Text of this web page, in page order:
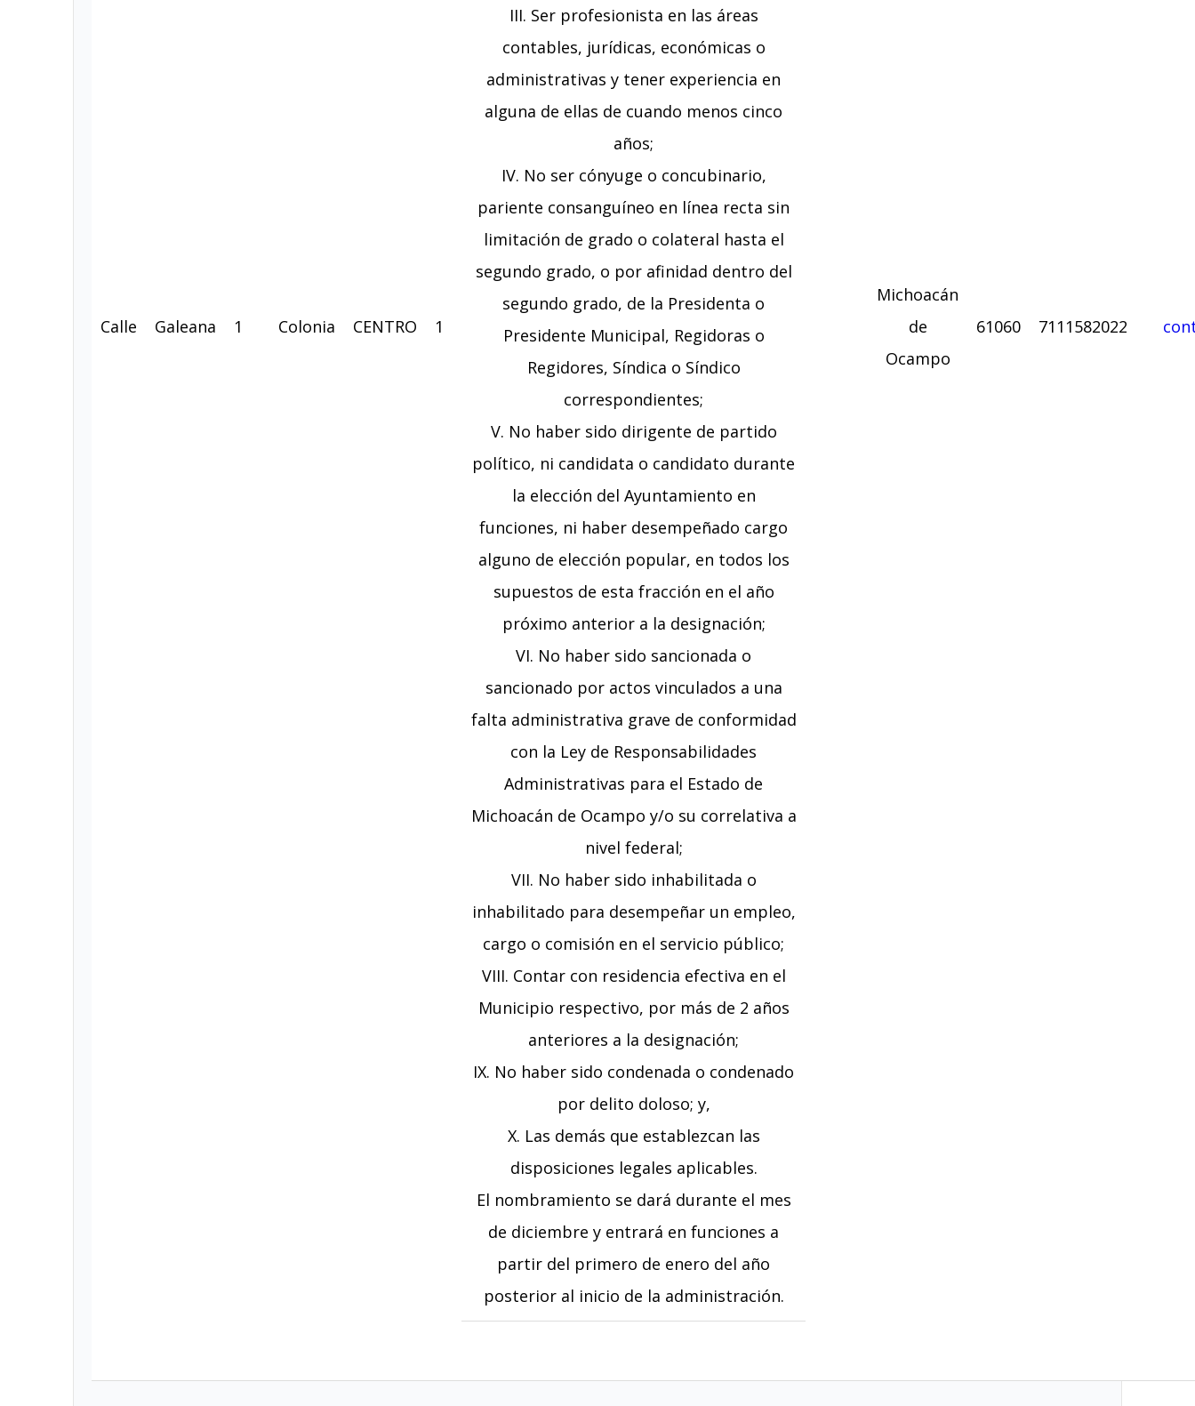
Calle Galeana 1 Colonia CENTRO 1
III. Ser profesionista en las áreas
contables, jurídicas, económicas o
administrativas y tener experiencia en
alguna de ellas de cuando menos cinco
años;
IV. No ser cónyuge o concubinario,
pariente consanguíneo en línea recta sin
limitación de grado o colateral hasta el
segundo grado, o por afinidad dentro del
segundo grado, de la Presidenta o
Presidente Municipal, Regidoras o
Regidores, Síndica o Síndico
correspondientes;
V. No haber sido dirigente de partido
político, ni candidata o candidato durante
la elección del Ayuntamiento en
funciones, ni haber desempeñado cargo
alguno de elección popular, en todos los
supuestos de esta fracción en el año
próximo anterior a la designación;
VI. No haber sido sancionada o
sancionado por actos vinculados a una
falta administrativa grave de conformidad
con la Ley de Responsabilidades
Administrativas para el Estado de
Michoacán de Ocampo y/o su correlativa a
nivel federal;
VII. No haber sido inhabilitada o
inhabilitado para desempeñar un empleo,
cargo o comisión en el servicio público;
VIII. Contar con residencia efectiva en el
Municipio respectivo, por más de 2 años
anteriores a la designación;
IX. No haber sido condenada o condenado
por delito doloso; y,
X. Las demás que establezcan las
disposiciones legales aplicables.
El nombramiento se dará durante el mes
de diciembre y entrará en funciones a
partir del primero de enero del año
posterior al inicio de la administración.
Michoacán
de
Ocampo
61060 7111582022